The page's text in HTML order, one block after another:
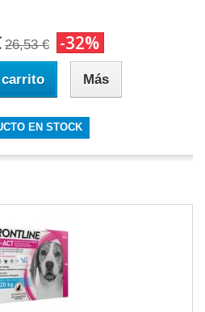
26,53 € -32%
Más
EN STOCK